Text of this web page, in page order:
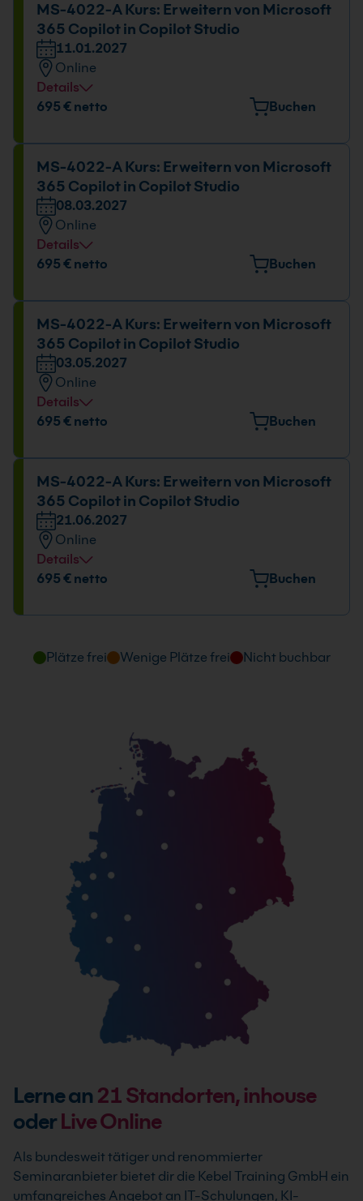
MS-4022-A Kurs: Erweitern von Microsoft
365 Copilot in Copilot Studio
11.01.2027
Online
Details
Datum und Uhrzeit
695 € netto Buchen
MS-4022-A Kurs: Erweitern von Microsoft
365 Copilot in Copilot Studio
08.03.2027
Online
Details
Datum und Uhrzeit
695 € netto Buchen
MS-4022-A Kurs: Erweitern von Microsoft
365 Copilot in Copilot Studio
03.05.2027
Online
Details
Datum und Uhrzeit
695 € netto Buchen
MS-4022-A Kurs: Erweitern von Microsoft
365 Copilot in Copilot Studio
21.06.2027
Online
Details
Datum und Uhrzeit
695 € netto Buchen
Plätze frei Wenige Plätze frei Nicht buchbar
Lerne an 21Standorten, inhouse
oderLive Online
Als bundesweit tätiger und renommierter
Seminaranbieter bietet dir die Kebel Training GmbH ein
umfangreiches Angebot an IT-Schulungen, KI-